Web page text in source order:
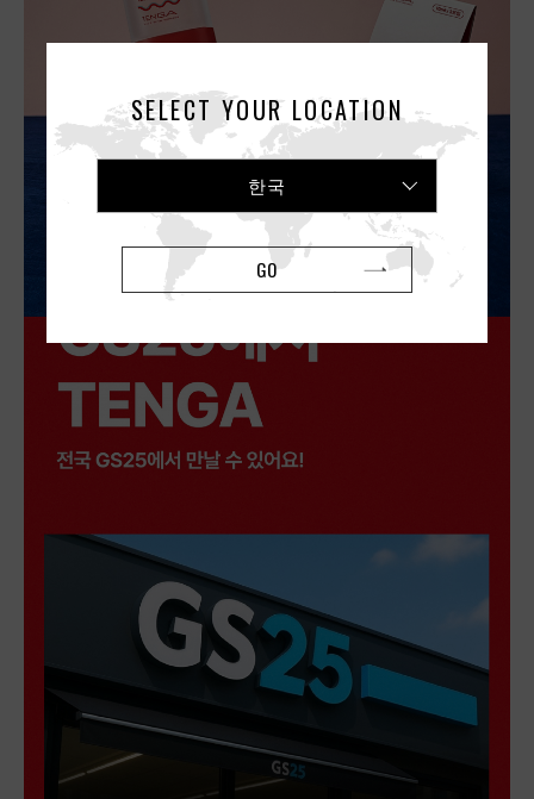
SELECT YOUR LOCATION
한국
GO